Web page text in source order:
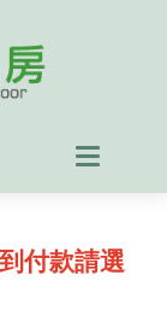
付款請選